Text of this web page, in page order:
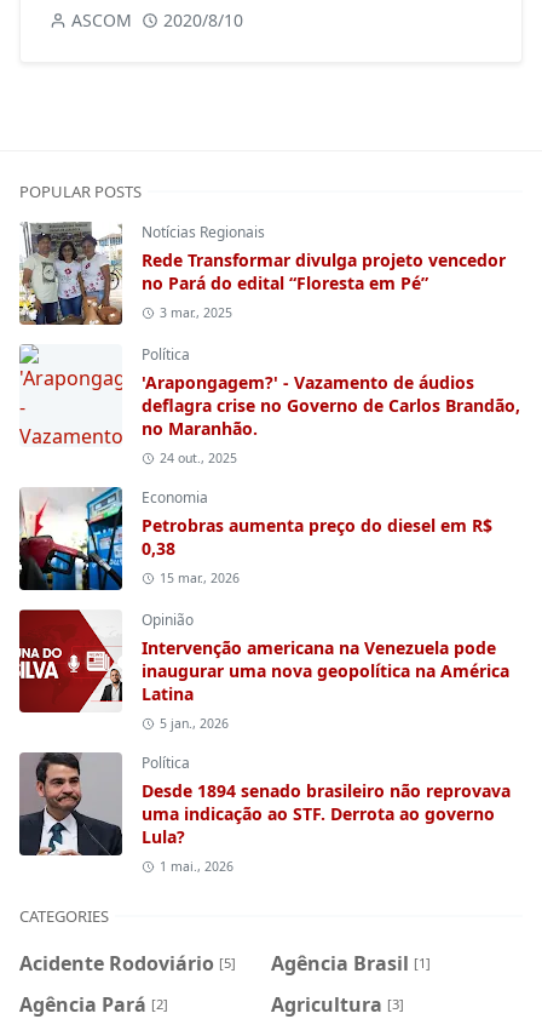
ASCOM 2020/8/10
POPULAR POSTS
Notícias Regionais
Rede Transformar divulga projeto vencedor
no Pará do edital “Floresta em Pé”
3 mar., 2025
Política
'Arapongagem?' - Vazamento de áudios
deflagra crise no Governo de Carlos Brandão,
no Maranhão.
24 out., 2025
Economia
Petrobras aumenta preço do diesel em R$
0,38
15 mar., 2026
Opinião
Intervenção americana na Venezuela pode
inaugurar uma nova geopolítica na América
Latina
5 jan., 2026
Política
Desde 1894 senado brasileiro não reprovava
uma indicação ao STF. Derrota ao governo
Lula?
1 mai., 2026
CATEGORIES
Acidente Rodoviário [5] Agência Brasil [1]
Agência Pará [2] Agricultura [3]